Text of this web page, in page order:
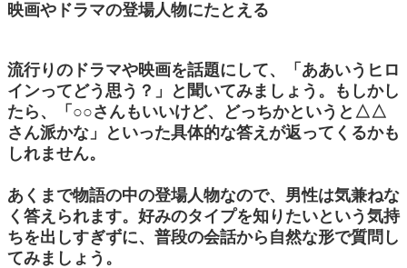
映画やドラマの登場人物にたとえる
流行りのドラマや映画を話題にして、「ああいうヒロ
インってどう思う？」と聞いてみましょう。もしかし
たら、「○○さんもいいけど、どっちかというと△△
さん派かな」といった具体的な答えが返ってくるかも
しれません。
あくまで物語の中の登場人物なので、男性は気兼ねな
く答えられます。好みのタイプを知りたいという気持
ちを出しすぎずに、普段の会話から自然な形で質問し
てみましょう。